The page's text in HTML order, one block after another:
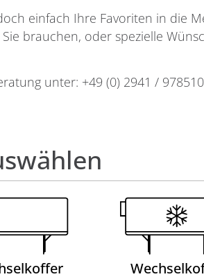
einfach Ihre Favoriten in die
brauchen, oder spezielle
unter: +49 (0) 2941 / 978510